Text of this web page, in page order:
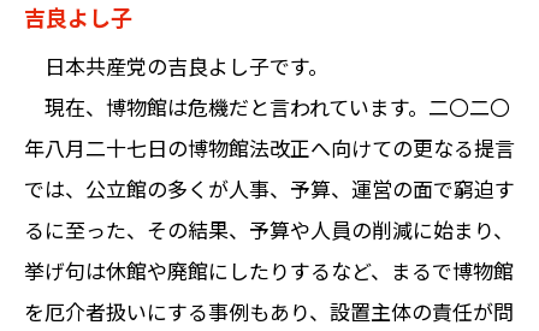
吉良よし子
日本共産党の吉良よし子です。
現在、博物館は危機だと言われています。二〇二〇
年八月二十七日の博物館法改正へ向けての更なる提言
では、公立館の多くが人事、予算、運営の面で窮迫す
るに至った、その結果、予算や人員の削減に始まり、
挙げ句は休館や廃館にしたりするなど、まるで博物館
を厄介者扱いにする事例もあり、設置主体の責任が問